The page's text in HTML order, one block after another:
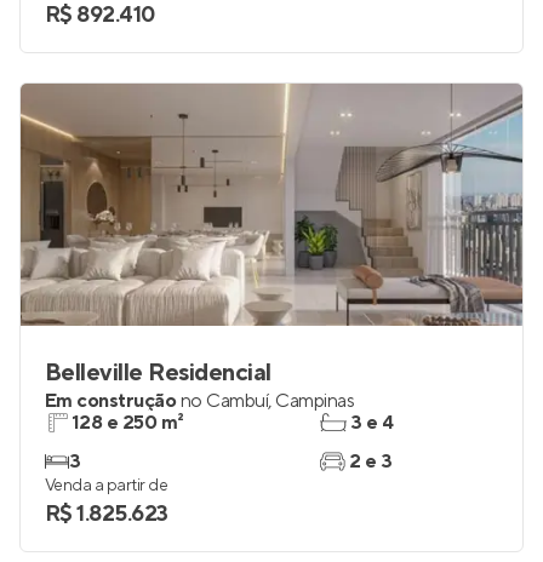
R$ 892.410
Belleville Residencial
Em construçãono Cambuí, Campinas
128 e 250 m²
3
3 e 4
2 e 3
Venda a partir de
R$ 1.825.623